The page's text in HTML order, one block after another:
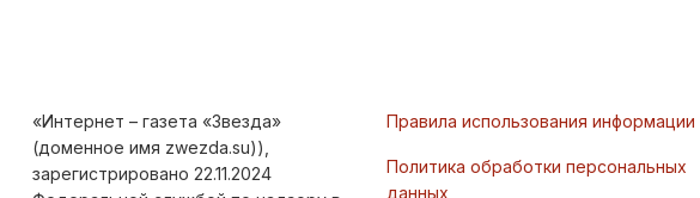
«Интернет – газета «Звезда»
(доменное имя zwezda.su)),
зарегистрировано 22.11.2024
Правила использования информации
Политика обработки персональных
данных